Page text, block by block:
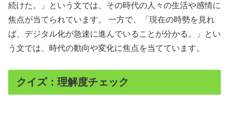
続けた。」という文では、その時代の人々の生活や感情に
焦点が当てられています。 一方で、「現在の時勢を見れ
ば、デジタル化が急速に進んでいることが分かる。」とい
う文では、時代の動向や変化に焦点を当てています。
クイズ：理解度チェック